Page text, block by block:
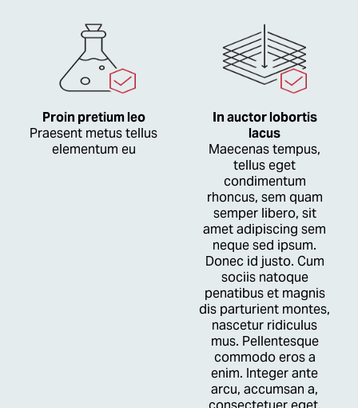
Proin pretium leo
Praesent metus tellus
elementum eu
In auctor lobortis
lacus
Maecenas tempus,
tellus eget
condimentum
rhoncus, sem quam
semper libero, sit
amet adipiscing sem
neque sed ipsum.
Donec id justo. Cum
sociis natoque
penatibus et magnis
dis parturient montes,
nascetur ridiculus
mus. Pellentesque
commodo eros a
enim. Integer ante
arcu, accumsan a,